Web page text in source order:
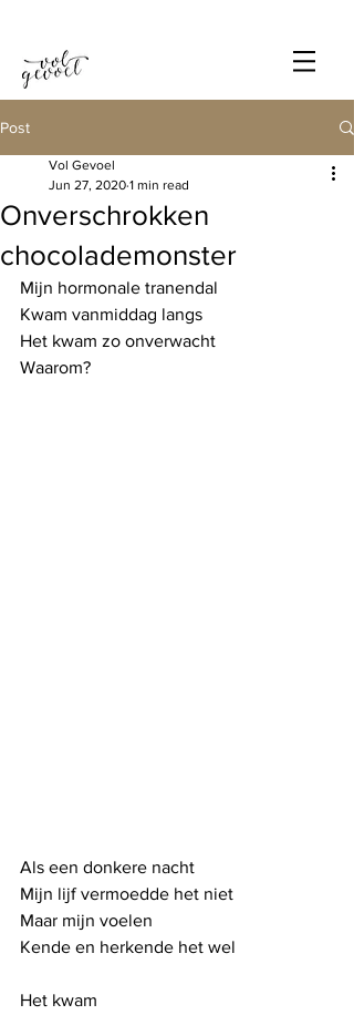
Post
Onverschrokken
chocolademonster
Vol Gevoel
Jun 27, 2020 1 min read
Mijn hormonale tranendal
Kwam vanmiddag langs
Het kwam zo onverwacht
Waarom?
Als een donkere nacht
Mijn lijf vermoedde het niet
Maar mijn voelen
Kende en herkende het wel
Het kwam